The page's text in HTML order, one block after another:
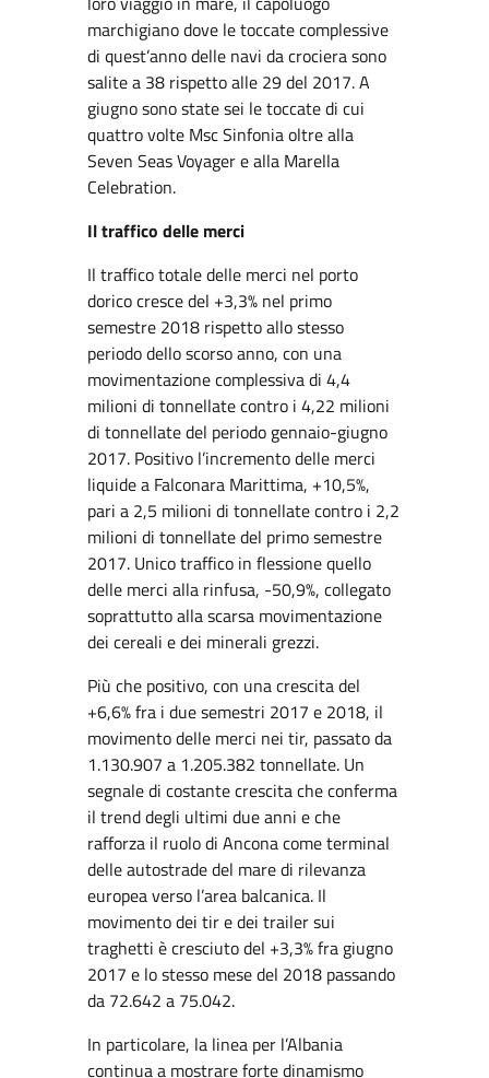
marchigiano dove le toccate complessive
di quest’anno delle navi da crociera sono
salite a 38 rispetto alle 29 del 2017. A
giugno sono state sei le toccate di cui
quattro volte Msc Sinfonia oltre alla
Seven Seas Voyager e alla Marella
Celebration.
Il traffico delle merci
Il traffico totale delle merci nel porto
dorico cresce del +3,3% nel primo
semestre 2018 rispetto allo stesso
periodo dello scorso anno, con una
movimentazione complessiva di 4,4
milioni di tonnellate contro i 4,22 milioni
di tonnellate del periodo gennaio-giugno
2017. Positivo l’incremento delle merci
liquide a Falconara Marittima, +10,5%,
pari a 2,5 milioni di tonnellate contro i 2,2
milioni di tonnellate del primo semestre
2017. Unico traffico in flessione quello
delle merci alla rinfusa, -50,9%, collegato
soprattutto alla scarsa movimentazione
dei cereali e dei minerali grezzi.
Più che positivo, con una crescita del
+6,6% fra i due semestri 2017 e 2018, il
movimento delle merci nei tir, passato da
1.130.907 a 1.205.382 tonnellate. Un
segnale di costante crescita che conferma
il trend degli ultimi due anni e che
rafforza il ruolo di Ancona come terminal
delle autostrade del mare di rilevanza
europea verso l’area balcanica. Il
movimento dei tir e dei trailer sui
traghetti è cresciuto del +3,3% fra giugno
2017 e lo stesso mese del 2018 passando
da 72.642 a 75.042.
In particolare, la linea per l’Albania
continua a mostrare forte dinamismo